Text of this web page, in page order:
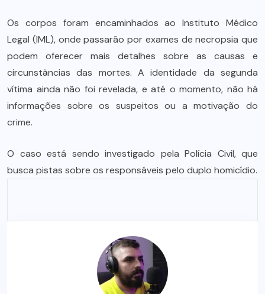
Os corpos foram encaminhados ao Instituto Médico
Legal (IML), onde passarão por exames de necropsia que
podem oferecer mais detalhes sobre as causas e
circunstâncias das mortes. A identidade da segunda
vítima ainda não foi revelada, e até o momento, não há
informações sobre os suspeitos ou a motivação do
crime.
O caso está sendo investigado pela Polícia Civil, que
busca pistas sobre os responsáveis pelo duplo homicídio.